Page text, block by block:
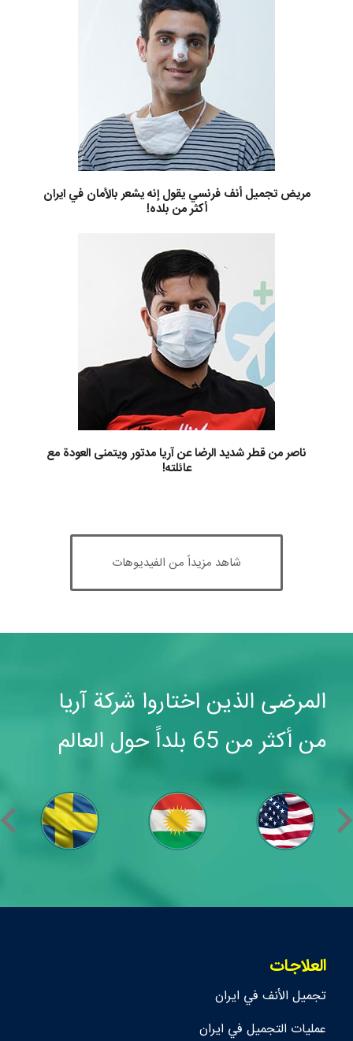
مريض تجميل أنف فرنسي يقول إنه يشعر بالأمان في ايران
أكثر من بلده!
ناصر من قطر شديد الرضا عن آريا مدتور ويتمنى العودة مع
عائلته!
شاهد مزيداً من الفيديوهات
المرضى الذين اختاروا شركة آريا
من أكثر من 65 بلداً حول العالم
العلاجات
تجمیل الأنف في ايران
عمليات التجميل في ايران